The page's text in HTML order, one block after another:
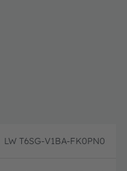
LW T6SG-V1BA-FK0PN0